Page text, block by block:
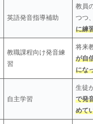
英語発音指導補助
教員
つつ
に練
教職課程向け発音練
習
将来
が自
にな
自主学習
生徒
で発
めて